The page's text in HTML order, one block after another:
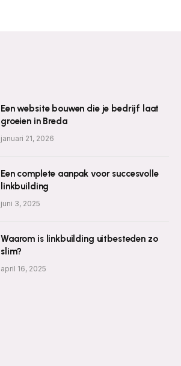
Een website bouwen die je bedrijf laat
groeien in Breda
januari 21, 2026
Een complete aanpak voor succesvolle
linkbuilding
juni 3, 2025
Waarom is linkbuilding uitbesteden zo
slim?
april 16, 2025